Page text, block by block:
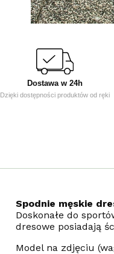
Dostawa w 24h
Dzięki dostępności produktów od ręki
Spodnie męskie
Doskonałe do
dresowe posiadają
Model na zdjęciu